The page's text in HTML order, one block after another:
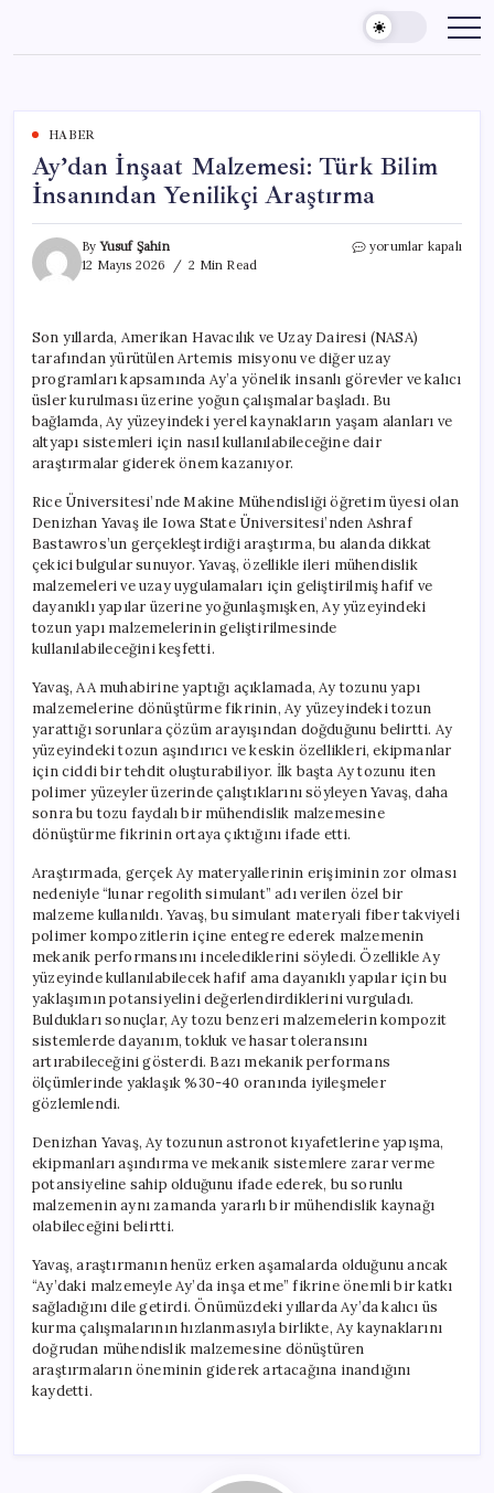
content
HABER
Ay’dan İnşaat Malzemesi: Türk Bilim
İnsanından Yenilikçi Araştırma
ByYusuf Şahin
12 Mayıs 2026
2 Min Read
Ay’dan
İnsanından
Yenilikçi
Araştırma
için
yorumlar kapalı
Son yıllarda, Amerikan Havacılık ve Uzay Dairesi (NASA)
tarafından yürütülen Artemis misyonu ve diğer uzay
programları kapsamında Ay’a yönelik insanlı görevler ve kalıcı
üsler kurulması üzerine yoğun çalışmalar başladı. Bu
bağlamda, Ay yüzeyindeki yerel kaynakların yaşam alanları ve
altyapı sistemleri için nasıl kullanılabileceğine dair
araştırmalar giderek önem kazanıyor.
Rice Üniversitesi’nde Makine Mühendisliği öğretim üyesi olan
Denizhan Yavaş ile Iowa State Üniversitesi’nden Ashraf
Bastawros’un gerçekleştirdiği araştırma, bu alanda dikkat
çekici bulgular sunuyor. Yavaş, özellikle ileri mühendislik
malzemeleri ve uzay uygulamaları için geliştirilmiş hafif ve
dayanıklı yapılar üzerine yoğunlaşmışken, Ay yüzeyindeki
tozun yapı malzemelerinin geliştirilmesinde
kullanılabileceğini keşfetti.
Yavaş, AA muhabirine yaptığı açıklamada, Ay tozunu yapı
malzemelerine dönüştürme fikrinin, Ay yüzeyindeki tozun
yarattığı sorunlara çözüm arayışından doğduğunu belirtti. Ay
yüzeyindeki tozun aşındırıcı ve keskin özellikleri, ekipmanlar
için ciddi bir tehdit oluşturabiliyor. İlk başta Ay tozunu iten
polimer yüzeyler üzerinde çalıştıklarını söyleyen Yavaş, daha
sonra bu tozu faydalı bir mühendislik malzemesine
dönüştürme fikrinin ortaya çıktığını ifade etti.
Araştırmada, gerçek Ay materyallerinin erişiminin zor olması
nedeniyle “lunar regolith simulant” adı verilen özel bir
malzeme kullanıldı. Yavaş, bu simulant materyali fiber takviyeli
polimer kompozitlerin içine entegre ederek malzemenin
mekanik performansını incelediklerini söyledi. Özellikle Ay
yüzeyinde kullanılabilecek hafif ama dayanıklı yapılar için bu
yaklaşımın potansiyelini değerlendirdiklerini vurguladı.
Buldukları sonuçlar, Ay tozu benzeri malzemelerin kompozit
sistemlerde dayanım, tokluk ve hasar toleransını
artırabileceğini gösterdi. Bazı mekanik performans
ölçümlerinde yaklaşık %30-40 oranında iyileşmeler
gözlemlendi.
Denizhan Yavaş, Ay tozunun astronot kıyafetlerine yapışma,
ekipmanları aşındırma ve mekanik sistemlere zarar verme
potansiyeline sahip olduğunu ifade ederek, bu sorunlu
malzemenin aynı zamanda yararlı bir mühendislik kaynağı
olabileceğini belirtti.
Yavaş, araştırmanın henüz erken aşamalarda olduğunu ancak
“Ay’daki malzemeyle Ay’da inşa etme” fikrine önemli bir katkı
sağladığını dile getirdi. Önümüzdeki yıllarda Ay’da kalıcı üs
kurma çalışmalarının hızlanmasıyla birlikte, Ay kaynaklarını
doğrudan mühendislik malzemesine dönüştüren
araştırmaların öneminin giderek artacağına inandığını
kaydetti.